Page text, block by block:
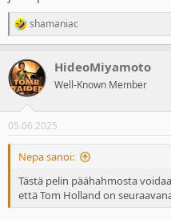
R
e
c
t
i
s
:
shamaniac
HideoMiyamoto
Well-Known Member
05.06.2025
Nepa sanoi:
Tästä pelin päähahmosta
että Tom Holland on